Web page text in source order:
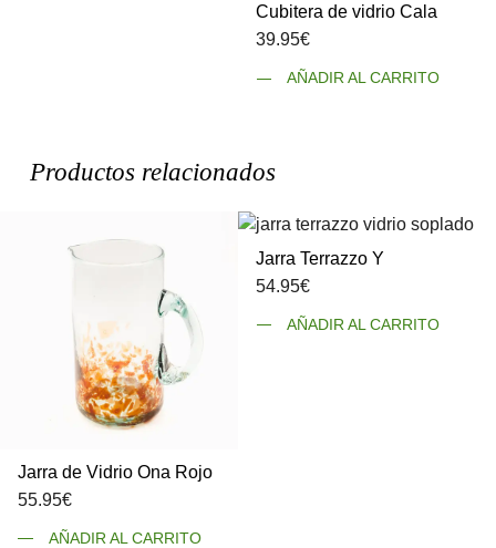
Cubitera de vidrio Cala
39.95€
AÑADIR AL CARRITO
Productos relacionados
Jarra de Vidrio Ona Rojo
55.95€
AÑADIR AL CARRITO
Jarra Terrazzo Y
54.95€
AÑADIR AL CARRITO